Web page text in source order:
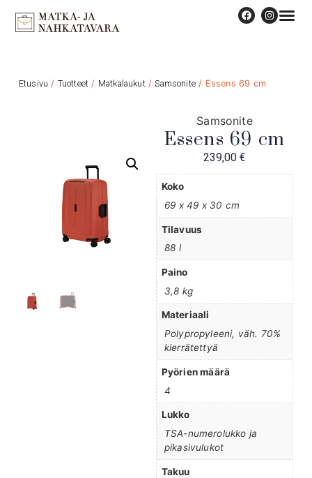
Etusivu / Tuotteet / Matkalaukut/Samsonite/ Essens 69 cm
Samsonite
Essens 69 cm
239,00€
Koko
69 x 49 x 30 cm
Tilavuus
88 l
Paino
3,8 kg
Materiaali
Polypropyleeni, väh. 70%
kierrätettyä
Pyörien määrä
4
Lukko
TSA-numerolukko ja
pikasivulukot
Takuu